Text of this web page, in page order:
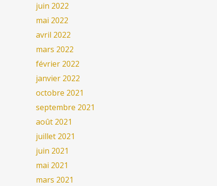
juin 2022
mai 2022
avril 2022
mars 2022
février 2022
janvier 2022
octobre 2021
septembre 2021
août 2021
juillet 2021
juin 2021
mai 2021
mars 2021